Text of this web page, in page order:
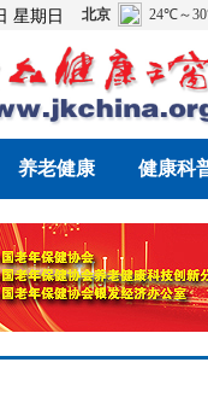
星期日
养老健康 健康科